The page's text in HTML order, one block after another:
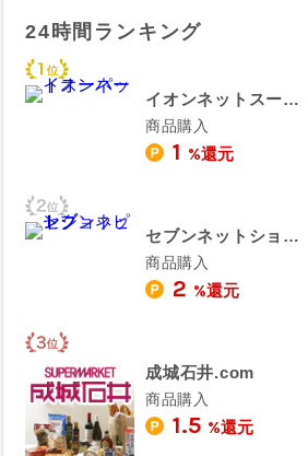
24時間ランキング
イオンネットスーパー
商品購入
1 %還元
セブンネットショッピング
商品購入
2 %還元
成城石井.com
商品購入
1.5 %還元